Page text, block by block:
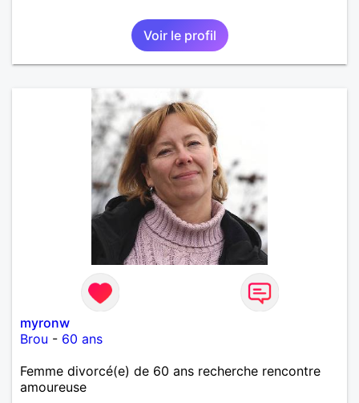
Voir le profil
myronw
Brou - 60 ans
Femme divorcé(e) de 60 ans recherche rencontre
amoureuse